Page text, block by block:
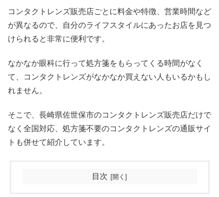
コンタクトレンズ販売店ごとに料金や特徴、営業時間など
が異なるので、自分のライフスタイルにあったお店を見つ
けられると非常に便利です。
なかなか眼科に行って処方箋をもらってくる時間がなく
て、コンタクトレンズがなかなか買えない人もいるかもし
れません。
そこで、長崎県佐世保市のコンタクトレンズ販売店だけで
なく全国対応、処方箋不要のコンタクトレンズの通販サイ
トも併せて紹介しています。
目次